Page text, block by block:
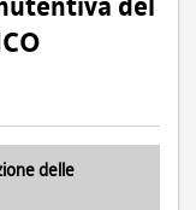
delle